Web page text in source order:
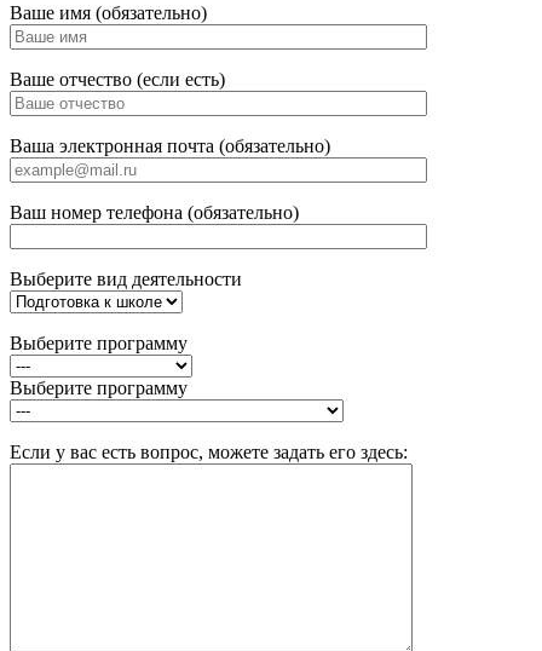
Ваше имя (обязательно)
Ваше отчество (если есть)
Ваша электронная почта (обязательно)
Ваш номер телефона (обязательно)
Выберите вид деятельности
Выберите программу
Выберите программу
Если у вас есть вопрос, можете задать его здесь: